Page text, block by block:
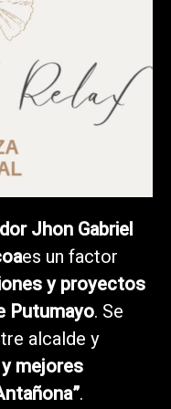
Jhon Gabriel
es un factor
y proyectos
Putumayo. Se
alcalde y
mejores
.